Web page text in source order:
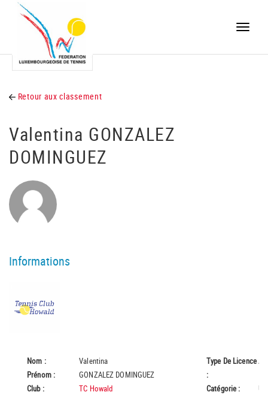
Toggle
Retour aux classement
Valentina GONZALEZ
DOMINGUEZ
Informations
Nom :
Valentina
Prénom :
GONZALEZ DOMINGUEZ
Club :
TC Howald
Type De Licence
:
A
Catégorie :